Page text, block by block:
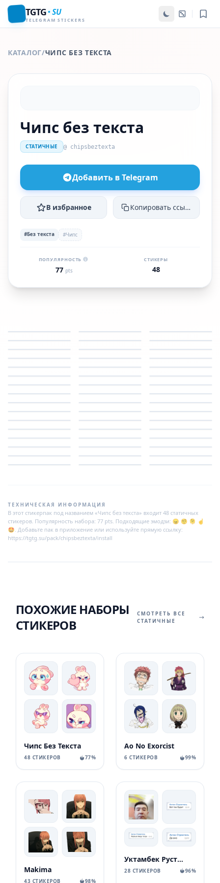
TGTG SU
TELEGRAM STICKERS
КАТАЛОГ/ЧИПС БЕЗ ТЕКСТА
Чипс без текста
СТАТИЧНЫЕ @ chipsbeztexta
Добавить в Telegram
В избранное Копировать ссылку
#Без текста #Чипс
ПОПУЛЯРНОСТЬ
77 pts
СТИКЕРЫ
48
ТЕХНИЧЕСКАЯ ИНФОРМАЦИЯ
В этот стикерпак под названием «Чипс без текста» входит 48 статичных
стикеров. Популярность набора: 77 pts. Подходящие эмодзи: 😠 🤨 🫠 ☝
🤩. Добавьте пак в приложение или используйте прямую ссылку:
https://tgtg.su/pack/chipsbeztexta/install
ПОХОЖИЕ НАБОРЫ
СТИКЕРОВ
СМОТРЕТЬ ВСЕ
СТАТИЧНЫЕ
Чипс Без Текста
48 СТИКЕРОВ 77%
Ao No Exorcist
6 СТИКЕРОВ 99%
Makima
43 СТИКЕРОВ 98%
Уктамбек Рустамбекович
28 СТИКЕРОВ 96%